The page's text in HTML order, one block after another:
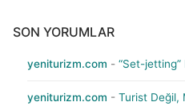
SON YORUMLAR
yeniturizm.com - “Set-jetting”
yeniturizm.com - Turist Değil,